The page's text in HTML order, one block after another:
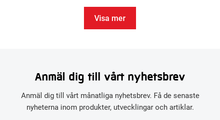
Visa mer
Anmäl dig till vårt nyhetsbrev
Anmäl dig till vårt månatliga nyhetsbrev. Få de senaste
nyheterna inom produkter, utvecklingar och artiklar.